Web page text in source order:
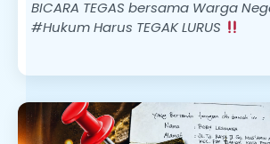
BICARA TEGAS bersama Warga
#Hukum Harus TEGAK LURUS